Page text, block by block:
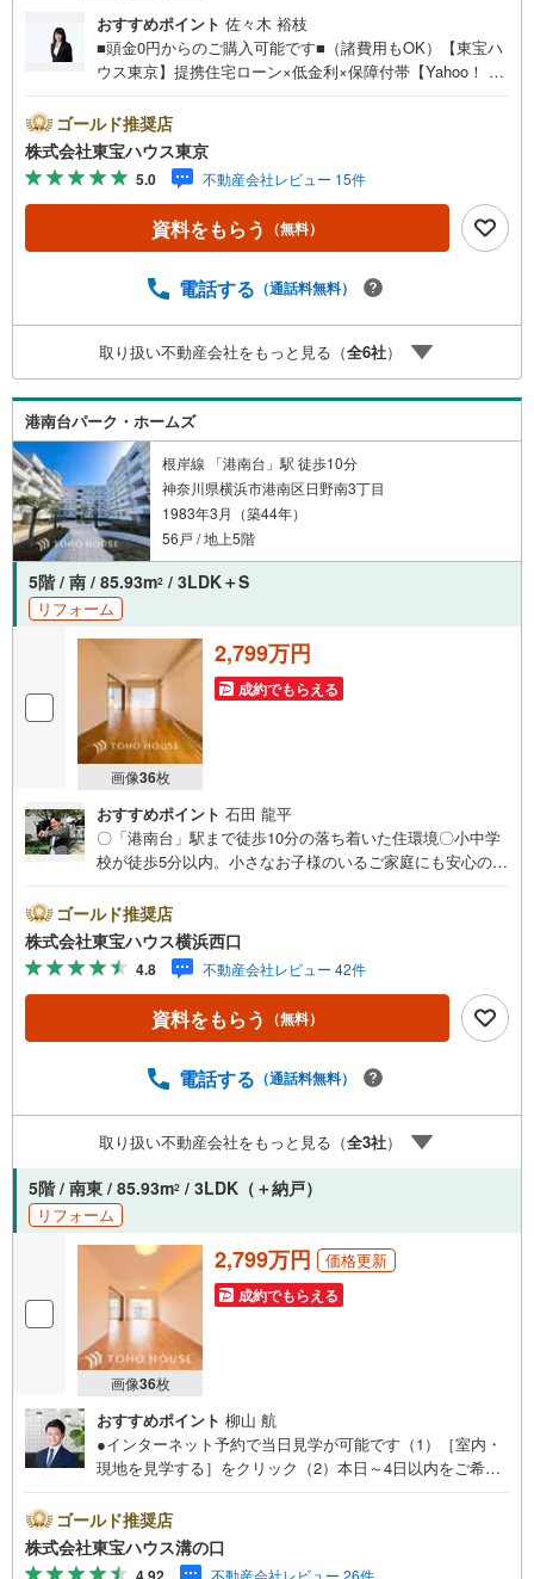
おすすめポイント 佐々木 裕枝
■頭金0円からのご購入可能です■（諸費用もOK）【東宝ハ
ウス東京】提携住宅ローン×低金利×保障付帯【Yahoo！ 不
ayボーナスライトがもらえる「Yahoo！ 不動産 物件ご成約
キャンペーン」の対象になります。「資料をもらう」「見
学予約をする」ボタンからお問い合わせください。※必ずY
ahoo！ JAPAN IDでログインしてください。※PayPayボー
ナスライトは出金と譲渡はできません。ご案内・詳細な資
料のご請求はお気軽にどうぞ♪お電話でのお問い合わせも
ゴールド推奨店
株式会社東宝ハウス東京
5.0 不動産会社レビュー 15件
資料をもらう （無料）
電話する （通話料無料）
取り扱い不動産会社をもっと見る（全6社）
港南台パーク・ホームズ
根岸線 「港南台」駅 徒歩10分
神奈川県横浜市港南区日野南3丁目
1983年3月（築44年）
56戸 / 地上5階
5階 / 南 / 85.93m2 / 3LDK＋S
リフォーム
画像36枚
2,799万円
成約でもらえる
おすすめポイント 石田 龍平
〇「港南台」駅まで徒歩10分の落ち着いた住環境〇小中学
校が徒歩5分以内。小さなお子様のいるご家庭にも安心のエ
通り抜けますーーーーYahoo！ 不動産キャンペーン対象店
舗ーーーー当店で物件を成約するとPayPayボーナスライト
がもらえる「Yahoo！ 不動産 物件ご成約キャンペーン」の
対象になります。「資料をもらう」「見学予約をする」ボ
タンからお問い合わせください。※必ずYahoo！ JAPAN ID
でログインしてください。※PayPayボーナスライトは出金
ーーーーーーーーーーーーーーーーーーーーーーーーー紹
実行時のものとなります。金利情勢により表記の返済額と
異なる場合があります。ーーーーーーーーーーーーーーー
ーーーーーーーーーー
ゴールド推奨店
株式会社東宝ハウス横浜西口
4.8 不動産会社レビュー 42件
資料をもらう （無料）
電話する （通話料無料）
取り扱い不動産会社をもっと見る（全3社）
5階 / 南東 / 85.93m2 / 3LDK（＋納戸）
リフォーム
画像36枚
2,799万円 価格更新
成約でもらえる
おすすめポイント 柳山 航
●インターネット予約で当日見学が可能です（1）［室内・
現地を見学する］をクリック（2）本日～4日以内をご希望
い！●10:00～21:00はお電話でのお問い合わせがスムーズで
す。【Yahoo！ 不動産キャンペーン対象店舗】当店で物件
を成約するとPayPayポイントがもらえる「Yahoo！不動産
ゴールド推奨店
株式会社東宝ハウス溝の口
不動産会社レビュー 26件